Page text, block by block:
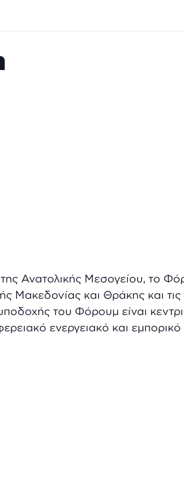
Ανατολικής Μεσογείου, το
Μακεδονίας και Θράκης και τις
του Φόρουμ είναι
ενεργειακό και